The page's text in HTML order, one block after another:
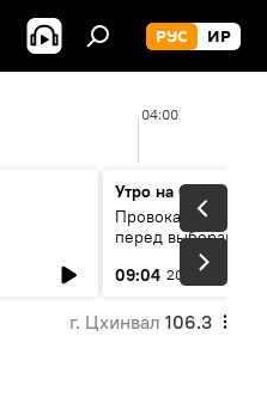
РУС ИР
04:00
Утро на Спутнике
Провокации со
перед выборами в
09:04 20 мин
г. Цхинвал 106.3